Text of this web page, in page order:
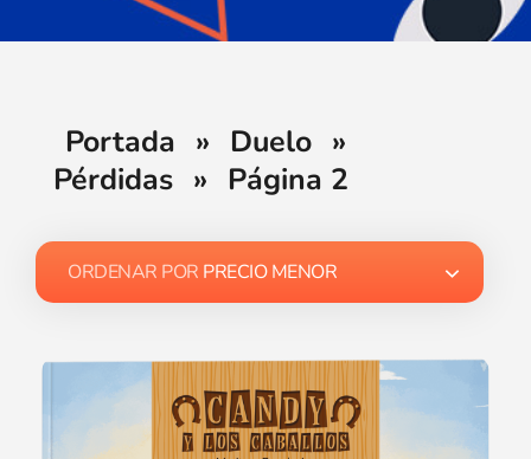
Portada » Duelo »
Pérdidas » Página 2
ORDENAR POR PRECIO MENOR